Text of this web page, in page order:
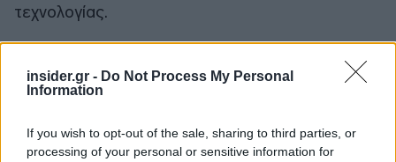
insider.gr - Do Not Process My Personal
Information
If you wish to opt-out of the sale, sharing to third parties, or
processing of your personal or sensitive information for
τεχνολογίας.
Ειδικότερα, οι ενοποιημένες καθαρές πωλήσεις
ανήλθαν στα 1,590 δισ. ευρώ, αυξημένες κατά 6%
κέρδη προ φόρων αποσβέσεων και τόκων
(EBITDA) ανήλθαν σε 77,5 εκατ. ευρώ έναντι 61,3